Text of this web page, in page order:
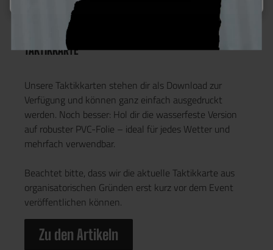
TAKTIKKARTE
Unsere Taktikkarten stehen dir als Download zur
Verfügung und können ganz einfach ausgedruckt
werden. Noch besser: Hol dir die wasserfeste Version
auf robuster PVC-Folie – ideal für jedes Wetter und
mehrfach verwendbar.
Beachtet bitte, dass wir die aktuelle Taktikkarte aus
organisatorischen Gründen erst kurz vor dem Event
veröffentlichen können.
Zu den Artikeln